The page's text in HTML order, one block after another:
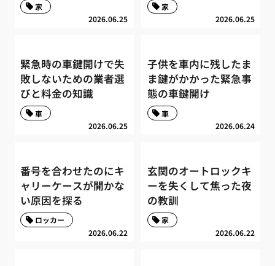
2026.06.25
家
2026.06.25
家
緊急時の車鍵開けで失
敗しないための業者選
びと料金の知識
2026.06.25
車
子供を車内に残したま
ま鍵がかかった緊急事
態の車鍵開け
2026.06.24
車
番号を合わせたのにキ
ャリーケースが開かな
い原因を探る
2026.06.22
ロッカー
玄関のオートロックキ
ーを失くして焦った夜
の教訓
2026.06.22
家